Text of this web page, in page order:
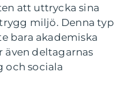
att uttrycka sina
miljö. Denna typ
bara akademiska
även deltagarnas
och sociala